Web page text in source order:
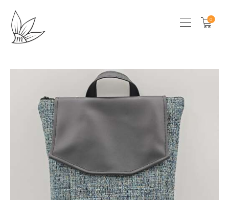
0
CHI SONO
SHOP
LOCAL STORES
CONTATTI